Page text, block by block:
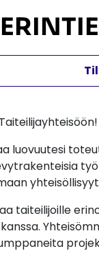
luovuutesi
taiteilijoille